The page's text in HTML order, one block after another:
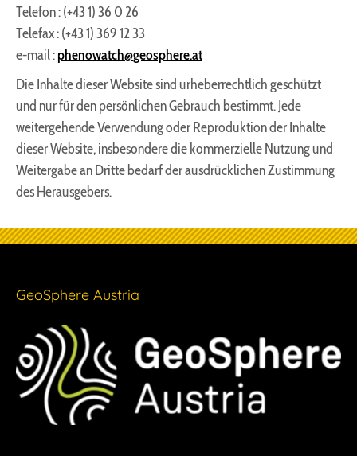
Telefon : (+43 1) 36 0 26
Telefax : (+43 1) 369 12 33
e-mail :phenowatch@geosphere.at
Die Inhalte dieser Website sind urheberrechtlich geschützt
und nur für den persönlichen Gebrauch bestimmt. Jede
weitergehende Verwendung oder Reproduktion der Inhalte
dieser Website, insbesondere die kommerzielle Nutzung und
Weitergabe an Dritte bedarf der ausdrücklichen Zustimmung
des Herausgebers.
GeoSphere Austria